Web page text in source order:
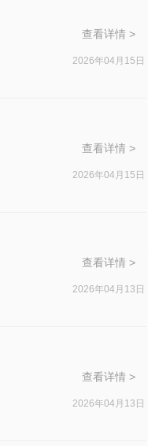
查看详情 >
2026年04月15日
查看详情 >
2026年04月15日
查看详情 >
2026年04月13日
查看详情 >
2026年04月13日